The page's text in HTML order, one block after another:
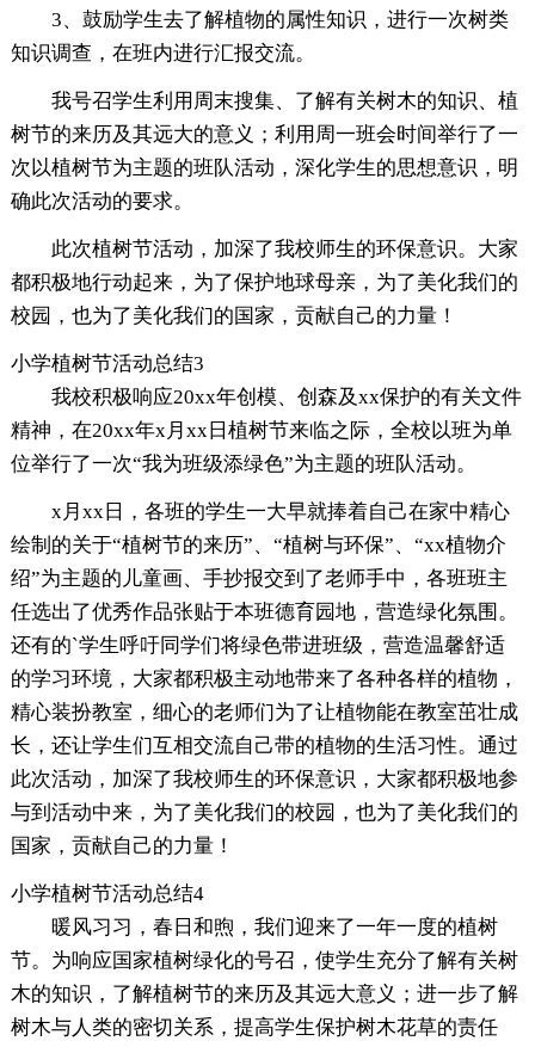
3、鼓励学生去了解植物的属性知识，进行一次树类
知识调查，在班内进行汇报交流。
我号召学生利用周末搜集、了解有关树木的知识、植
树节的来历及其远大的意义；利用周一班会时间举行了一
次以植树节为主题的班队活动，深化学生的思想意识，明
确此次活动的要求。
此次植树节活动，加深了我校师生的环保意识。大家
都积极地行动起来，为了保护地球母亲，为了美化我们的
校园，也为了美化我们的国家，贡献自己的力量！
小学植树节活动总结3
我校积极响应20xx年创模、创森及xx保护的有关文件
精神，在20xx年x月xx日植树节来临之际，全校以班为单
位举行了一次“我为班级添绿色”为主题的班队活动。
x月xx日，各班的学生一大早就捧着自己在家中精心
绘制的关于“植树节的来历”、“植树与环保”、“xx植物介
绍”为主题的儿童画、手抄报交到了老师手中，各班班主
任选出了优秀作品张贴于本班德育园地，营造绿化氛围。
还有的`学生呼吁同学们将绿色带进班级，营造温馨舒适
的学习环境，大家都积极主动地带来了各种各样的植物，
精心装扮教室，细心的老师们为了让植物能在教室茁壮成
长，还让学生们互相交流自己带的植物的生活习性。通过
此次活动，加深了我校师生的环保意识，大家都积极地参
与到活动中来，为了美化我们的校园，也为了美化我们的
国家，贡献自己的力量！
小学植树节活动总结4
暖风习习，春日和煦，我们迎来了一年一度的植树
节。为响应国家植树绿化的号召，使学生充分了解有关树
木的知识，了解植树节的来历及其远大意义；进一步了解
树木与人类的密切关系，提高学生保护树木花草的责任